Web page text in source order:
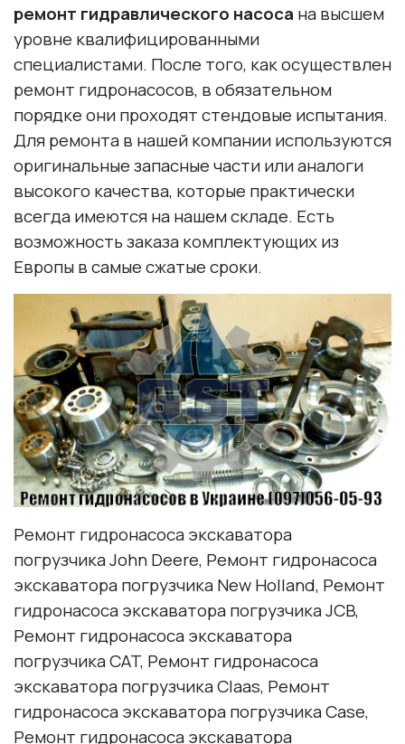
ремонт гидравлического насоса на высшем
уровне квалифицированными
специалистами. После того, как осуществлен
ремонт гидронасосов, в обязательном
порядке они проходят стендовые испытания.
Для ремонта в нашей компании используются
оригинальные запасные части или аналоги
высокого качества, которые практически
всегда имеются на нашем складе. Есть
возможность заказа комплектующих из
Европы в самые сжатые сроки.
Ремонт гидронасоса экскаватора
погрузчика John Deere, Ремонт гидронасоса
экскаватора погрузчика New Holland, Ремонт
гидронасоса экскаватора погрузчика JCB,
Ремонт гидронасоса экскаватора
погрузчика CAT, Ремонт гидронасоса
экскаватора погрузчика Claas, Ремонт
гидронасоса экскаватора погрузчика Case,
Ремонт гидронасоса экскаватора